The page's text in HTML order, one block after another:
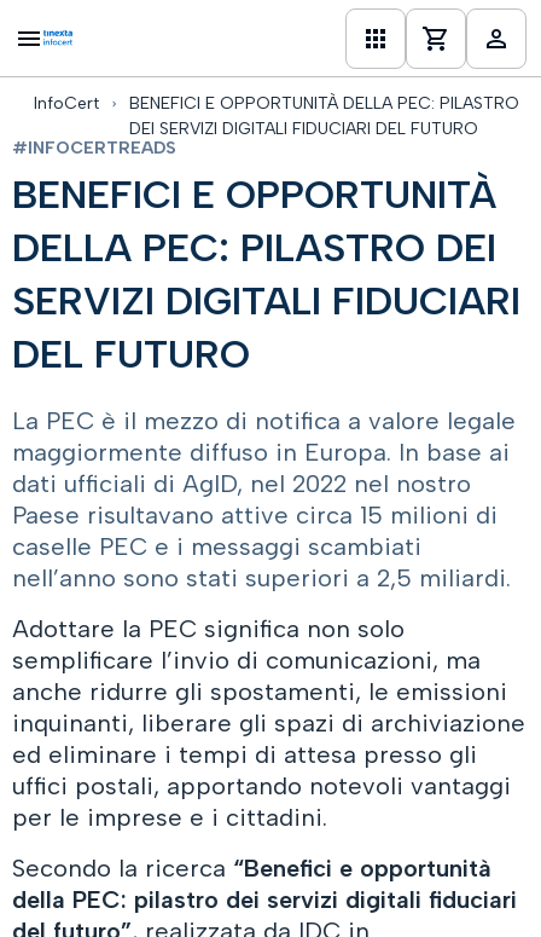
InfoCert
BENEFICI E OPPORTUNITÀ DELLA PEC: PILASTRO
DEI SERVIZI DIGITALI FIDUCIARI DEL FUTURO
#INFOCERTREADS
BENEFICI E OPPORTUNITÀ
DELLA PEC: PILASTRO DEI
SERVIZI DIGITALI FIDUCIARI
DEL FUTURO
La PEC è il mezzo di notifica a valore legale
maggiormente diffuso in Europa. In base ai
dati ufficiali di AgID, nel 2022 nel nostro
Paese risultavano attive circa 15 milioni di
caselle PEC e i messaggi scambiati
nell’anno sono stati superiori a 2,5 miliardi.
Adottare la PEC significa non solo
semplificare l’invio di comunicazioni, ma
anche ridurre gli spostamenti, le emissioni
inquinanti, liberare gli spazi di archiviazione
ed eliminare i tempi di attesa presso gli
uffici postali, apportando notevoli vantaggi
per le imprese e i cittadini.
Secondo la ricerca “Benefici e opportunità
della PEC: pilastro dei servizi digitali fiduciari
del futuro”, realizzata da IDC in